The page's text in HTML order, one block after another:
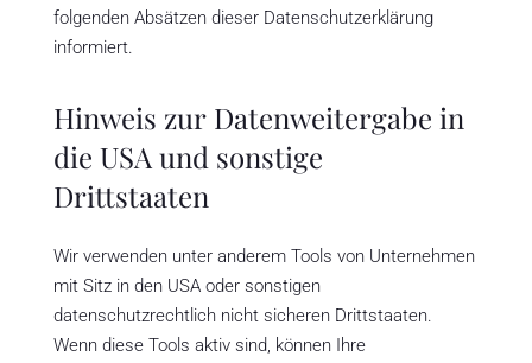
folgenden Absätzen dieser Datenschutzerklärung
informiert.
Hinweis zur Datenweitergabe in
die USA und sonstige
Drittstaaten
Wir verwenden unter anderem Tools von Unternehmen
mit Sitz in den USA oder sonstigen
datenschutzrechtlich nicht sicheren Drittstaaten.
Wenn diese Tools aktiv sind, können Ihre